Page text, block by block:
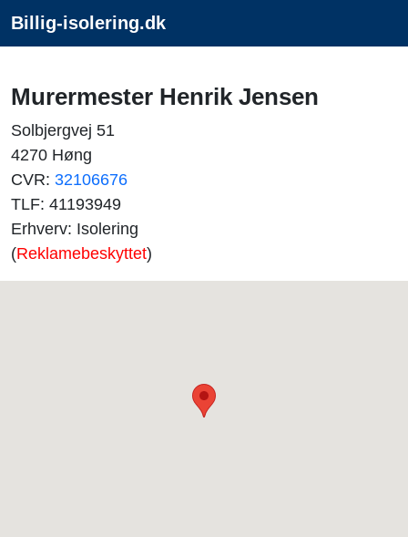
Billig-isolering.dk
Murermester Henrik Jensen
Solbjergvej 51
4270 Høng
CVR: 32106676
TLF: 41193949
Erhverv: Isolering
(Reklamebeskyttet)